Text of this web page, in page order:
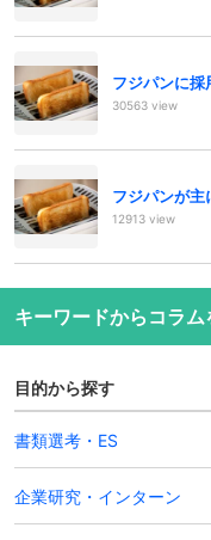
フジパンに採
30563 view
フジパンが主
12913 view
キーワードからコラム
目的から探す
書類選考・ES
企業研究・インターン